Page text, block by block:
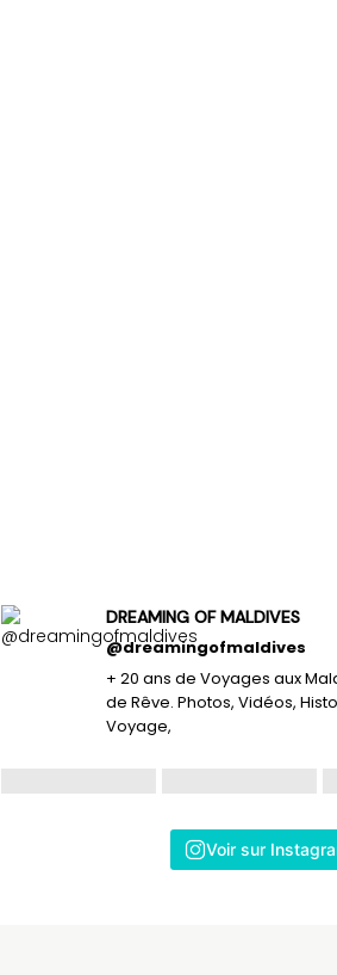
DREAMING OF MALDIVES
@dreamingofmaldives
+ 20 ans de Voyages aux
de Rêve. Photos, Vidéos,
Voyage,
Voir sur